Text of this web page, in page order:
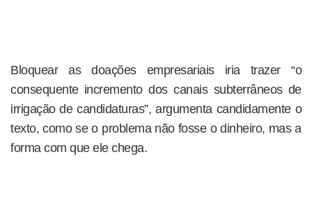
Bloquear as doações empresariais iria trazer “o
consequente incremento dos canais subterrâneos de
irrigação de candidaturas”, argumenta candidamente o
texto, como se o problema não fosse o dinheiro, mas a
forma com que ele chega.